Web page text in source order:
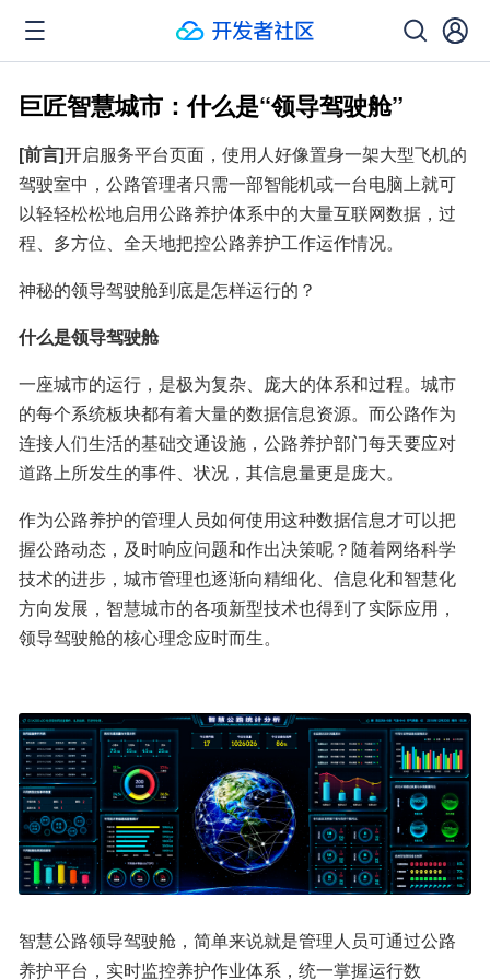
巨匠智慧城市：什么是“领导驾驶舱”
[前言]开启服务平台页面，使用人好像置身一架大型飞机的
驾驶室中，公路管理者只需一部智能机或一台电脑上就可
以轻轻松松地启用公路养护体系中的大量互联网数据，过
程、多方位、全天地把控公路养护工作运作情况。
神秘的领导驾驶舱到底是怎样运行的？
什么是领导驾驶舱
一座城市的运行，是极为复杂、庞大的体系和过程。城市
的每个系统板块都有着大量的数据信息资源。而公路作为
连接人们生活的基础交通设施，公路养护部门每天要应对
道路上所发生的事件、状况，其信息量更是庞大。
作为公路养护的管理人员如何使用这种数据信息才可以把
握公路动态，及时响应问题和作出决策呢？随着网络科学
技术的进步，城市管理也逐渐向精细化、信息化和智慧化
方向发展，智慧城市的各项新型技术也得到了实际应用，
领导驾驶舱的核心理念应时而生。
智慧公路领导驾驶舱，简单来说就是管理人员可通过公路
养护平台，实时监控养护作业体系，统一掌握运行数